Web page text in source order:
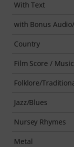
With Text
with Bonus
Country
Film Score /
Folklore/
Jazz/Blues
Nursey Rhymes
Metal